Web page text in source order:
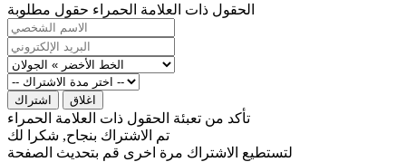
الحقول ذات العلامة الحمراء حقول مطلوبة
اشتراك اغلاق
تأكد من تعبئة الحقول ذات العلامة الحمراء
تم الاشتراك بنجاح, شكرا لك
لتستطيع الاشتراك مرة اخرى قم بتحديث الصفحة